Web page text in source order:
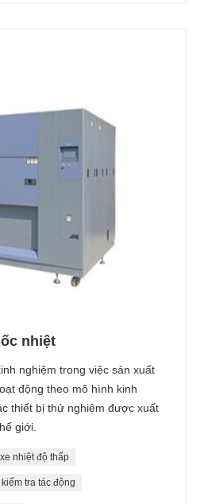
nhiệt
nghiệm trong việc sản xuất
động theo mô hình kinh
thiết bị thử nghiệm được xuất
giới.
nhiệt độ thấp
kiểm tra tác động